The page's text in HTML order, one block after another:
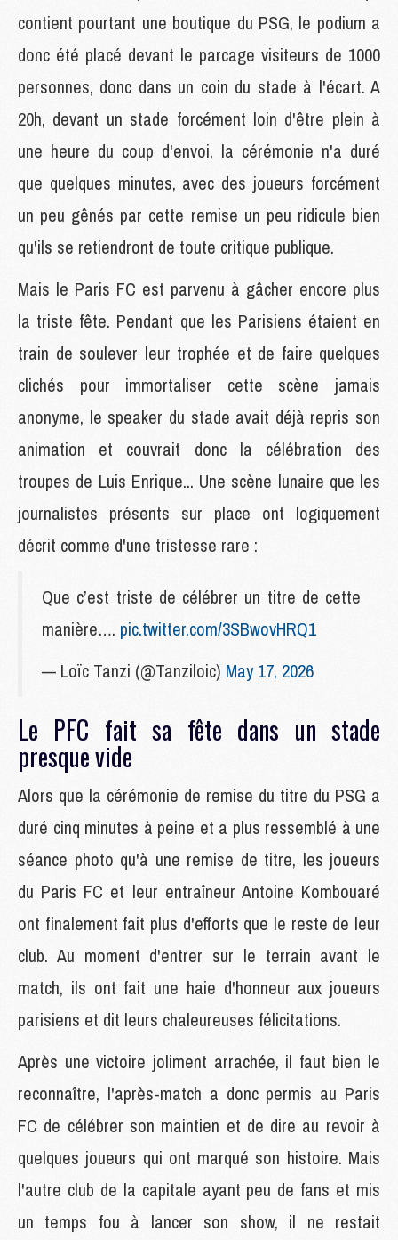
contient pourtant une boutique du PSG, le podium a
donc été placé devant le parcage visiteurs de 1000
personnes, donc dans un coin du stade à l'écart. A
20h, devant un stade forcément loin d'être plein à
une heure du coup d'envoi, la cérémonie n'a duré
que quelques minutes, avec des joueurs forcément
un peu gênés par cette remise un peu ridicule bien
qu'ils se retiendront de toute critique publique.
Mais le Paris FC est parvenu à gâcher encore plus
la triste fête. Pendant que les Parisiens étaient en
train de soulever leur trophée et de faire quelques
clichés pour immortaliser cette scène jamais
anonyme, le speaker du stade avait déjà repris son
animation et couvrait donc la célébration des
troupes de Luis Enrique... Une scène lunaire que les
journalistes présents sur place ont logiquement
décrit comme d'une tristesse rare :
Que c’est triste de célébrer un titre de cette
manière…. pic.twitter.com/3SBwovHRQ1
— Loïc Tanzi (@Tanziloic) May 17, 2026
Le PFC fait sa fête dans un stade
presque vide
Alors que la cérémonie de remise du titre du PSG a
duré cinq minutes à peine et a plus ressemblé à une
séance photo qu'à une remise de titre, les joueurs
du Paris FC et leur entraîneur Antoine Kombouaré
ont finalement fait plus d'efforts que le reste de leur
club. Au moment d'entrer sur le terrain avant le
match, ils ont fait une haie d'honneur aux joueurs
parisiens et dit leurs chaleureuses félicitations.
Après une victoire joliment arrachée, il faut bien le
reconnaître, l'après-match a donc permis au Paris
FC de célébrer son maintien et de dire au revoir à
quelques joueurs qui ont marqué son histoire. Mais
l'autre club de la capitale ayant peu de fans et mis
un temps fou à lancer son show, il ne restait